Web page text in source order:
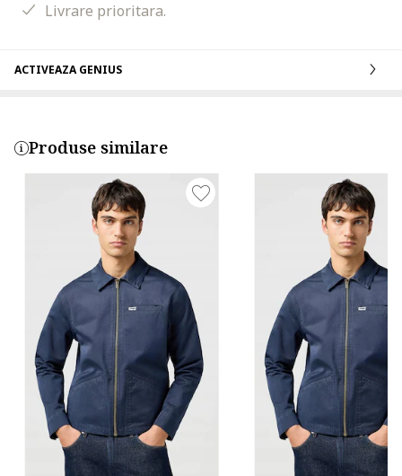
Livrare prioritara.
ACTIVEAZA GENIUS
Produse similare